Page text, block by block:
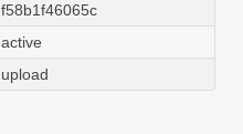
f58b1f46065c
active
upload